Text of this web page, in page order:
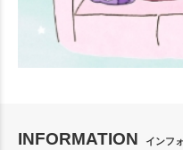
INFORMATION インフ